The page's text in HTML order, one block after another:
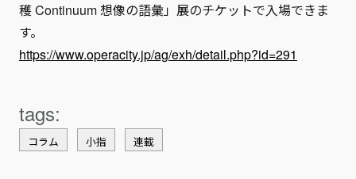
穫 Continuum 想像の語彙」展のチケットで入場できま
す。
https://www.operacity.jp/ag/exh/detail.php?id=291
コラム 小指 連載